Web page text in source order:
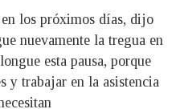
los próximos días, dijo
nuevamente la tregua en
esta pausa, porque
y trabajar en la asistencia